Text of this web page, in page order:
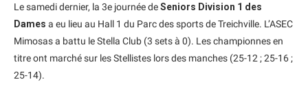
Le samedi dernier, la 3e journée deSeniors Division 1 des
Dames a eu lieu au Hall 1 du Parc des sports de Treichville. L’ASEC
Mimosas a battu le Stella Club (3 sets à 0). Les championnes en
titre ont marché sur les Stellistes lors des manches (25-12 ; 25-16 ;
25-14).